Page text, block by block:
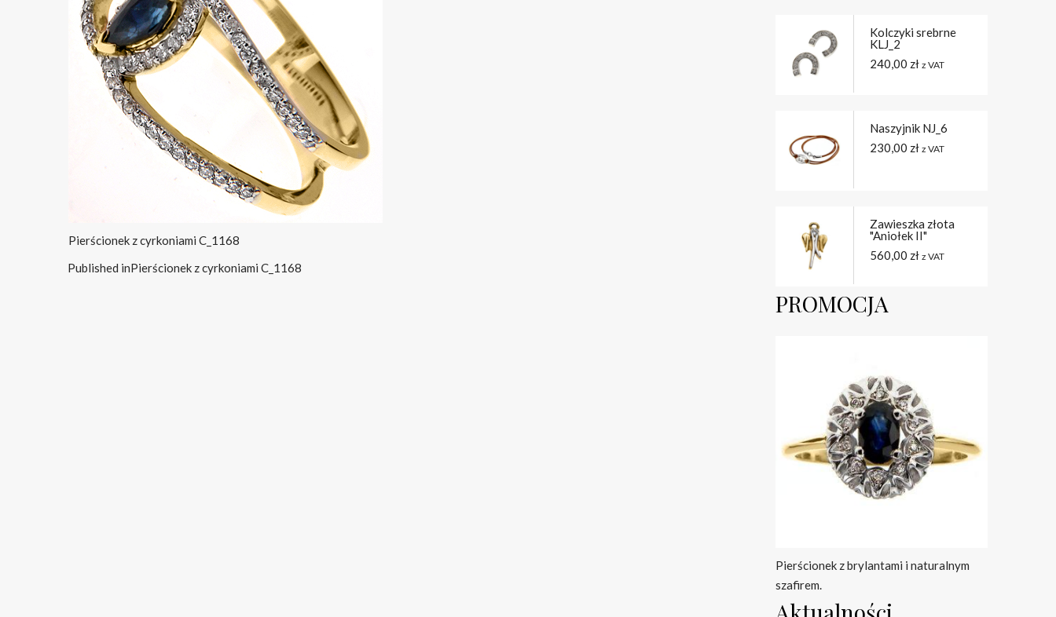
Pierścionek z cyrkoniami C_1168
Published inPierścionek z cyrkoniami C_1168
Kolczyki srebrne
KLJ_2
240,00 zł z VAT
Naszyjnik NJ_6
230,00 zł z VAT
Zawieszka złota
"Aniołek II"
560,00 zł z VAT
PROMOCJA
Pierścionek z brylantami i naturalnym
szafirem.